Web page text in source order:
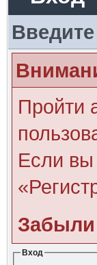
Пройти
Если вы
Забыли
Вход